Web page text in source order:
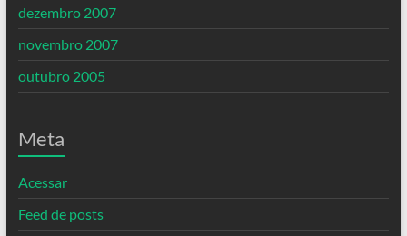
dezembro 2007
novembro 2007
outubro 2005
Meta
Acessar
Feed de posts